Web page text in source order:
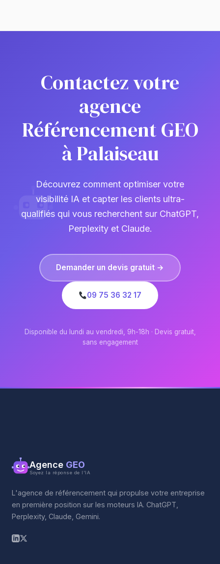
Contactez votre
agence
Référencement GEO
à Palaiseau
Découvrez comment optimiser votre
visibilité IA et capter les clients ultra-
qualifiés qui vous recherchent sur ChatGPT,
Perplexity et Claude.
Demander un devis gratuit →
09 75 36 32 17
Disponible du lundi au vendredi, 9h-18h · Devis gratuit,
sans engagement
Agence GEO
Soyez la réponse de l'IA
L'agence de référencement qui propulse votre entreprise
en première position sur les moteurs IA. ChatGPT,
Perplexity, Claude, Gemini.